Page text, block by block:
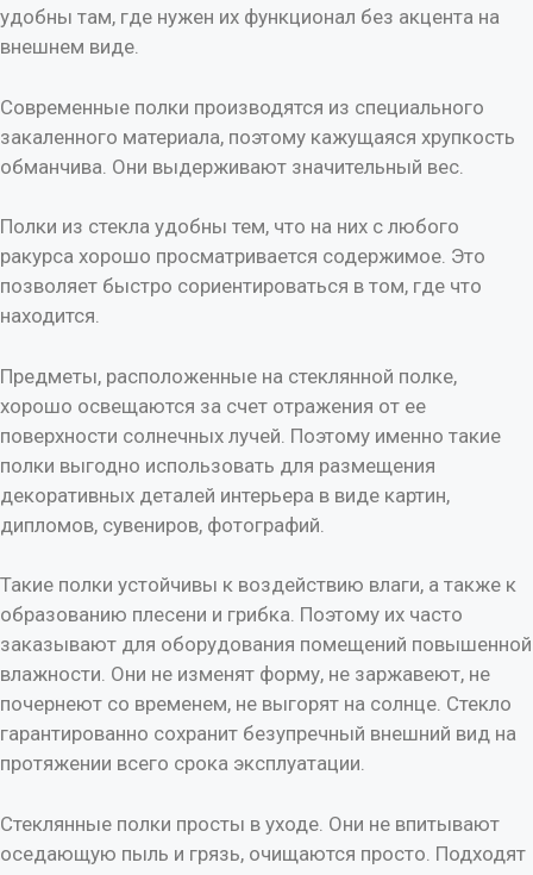
удобны там, где нужен их функционал без акцента на
внешнем виде.
Современные полки производятся из специального
закаленного материала, поэтому кажущаяся хрупкость
обманчива. Они выдерживают значительный вес.
Полки из стекла удобны тем, что на них с любого
ракурса хорошо просматривается содержимое. Это
позволяет быстро сориентироваться в том, где что
находится.
Предметы, расположенные на стеклянной полке,
хорошо освещаются за счет отражения от ее
поверхности солнечных лучей. Поэтому именно такие
полки выгодно использовать для размещения
декоративных деталей интерьера в виде картин,
дипломов, сувениров, фотографий.
Такие полки устойчивы к воздействию влаги, а также к
образованию плесени и грибка. Поэтому их часто
заказывают для оборудования помещений повышенной
влажности. Они не изменят форму, не заржавеют, не
почернеют со временем, не выгорят на солнце. Стекло
гарантированно сохранит безупречный внешний вид на
протяжении всего срока эксплуатации.
Стеклянные полки просты в уходе. Они не впитывают
оседающую пыль и грязь, очищаются просто. Подходят